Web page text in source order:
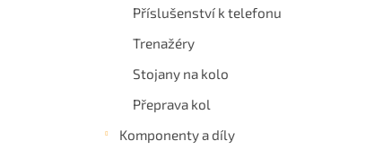
Příslušenství k telefonu
Trenažéry
Stojany na kolo
Přeprava kol
Komponenty a díly